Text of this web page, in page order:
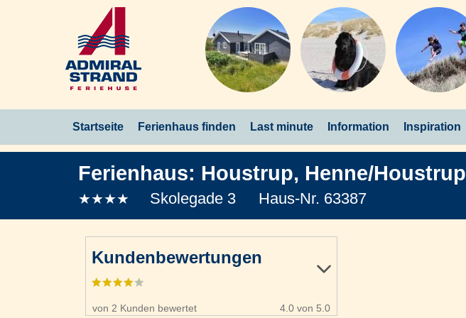
Startseite Ferienhaus finden Last minute Information Inspiration
Ferienhaus: Houstrup, Henne/Houstrup
★★★★ Skolegade 3 Haus-Nr. 63387
Kundenbewertungen
von 2 Kunden bewertet 4.0 von 5.0